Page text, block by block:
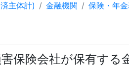
主体計) 金融機関 保険・年
保険会社が保有する